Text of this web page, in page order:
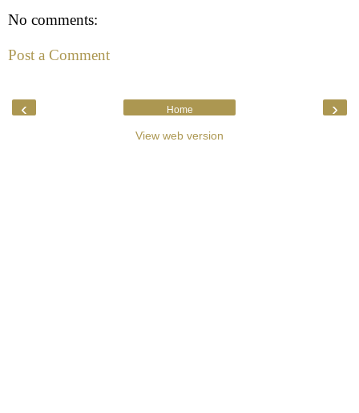
No comments:
Post a Comment
‹ ›
Home
View web version